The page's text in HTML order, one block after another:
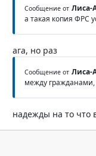
Сообщение от Лиса-
а такая копия ФРС
ага, но раз
Сообщение от Лиса-
между гражданами,
надежды на то что